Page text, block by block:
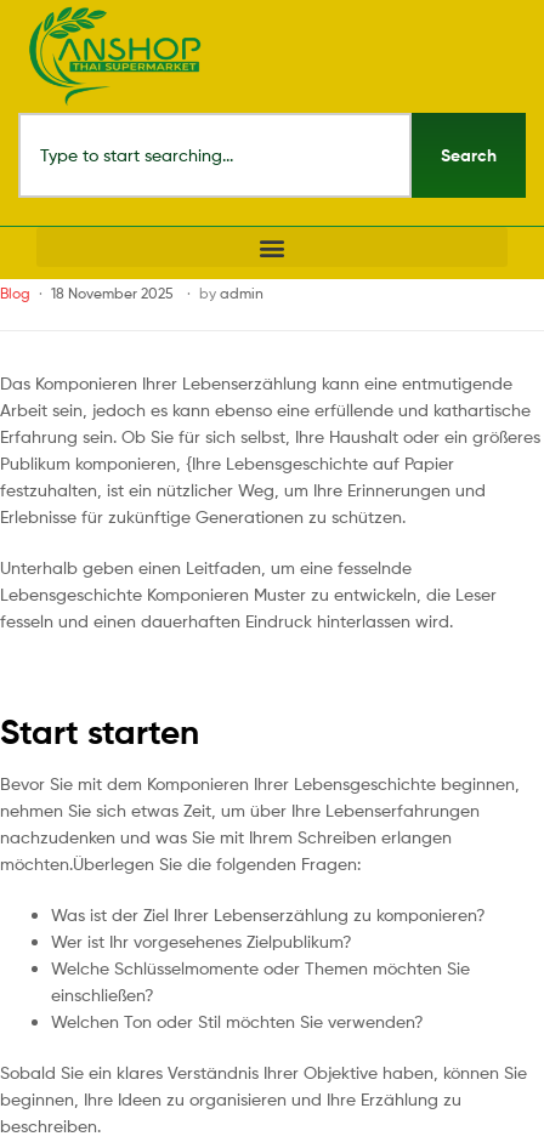
Search
Blog 18 November 2025 by admin
Das Komponieren Ihrer Lebenserzählung kann eine entmutigende
Arbeit sein, jedoch es kann ebenso eine erfüllende und kathartische
Erfahrung sein. Ob Sie für sich selbst, Ihre Haushalt oder ein größeres
Publikum komponieren, {Ihre Lebensgeschichte auf Papier
festzuhalten, ist ein nützlicher Weg, um Ihre Erinnerungen und
Erlebnisse für zukünftige Generationen zu schützen.
Unterhalb geben einen Leitfaden, um eine fesselnde
Lebensgeschichte Komponieren Muster zu entwickeln, die Leser
fesseln und einen dauerhaften Eindruck hinterlassen wird.
Start starten
Bevor Sie mit dem Komponieren Ihrer Lebensgeschichte beginnen,
nehmen Sie sich etwas Zeit, um über Ihre Lebenserfahrungen
nachzudenken und was Sie mit Ihrem Schreiben erlangen
möchten.Überlegen Sie die folgenden Fragen:
Was ist der Ziel Ihrer Lebenserzählung zu komponieren?
Wer ist Ihr vorgesehenes Zielpublikum?
Welche Schlüsselmomente oder Themen möchten Sie
einschließen?
Welchen Ton oder Stil möchten Sie verwenden?
Sobald Sie ein klares Verständnis Ihrer Objektive haben, können Sie
beginnen, Ihre Ideen zu organisieren und Ihre Erzählung zu
beschreiben.